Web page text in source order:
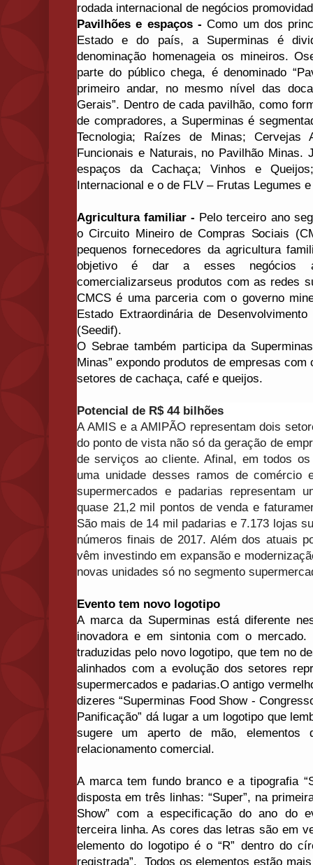
rodada internacional de negócios
Pavilhões e espaços -Como um dos
Estado e do país, a Superminas é
denominação homenageia os mineiros.
parte do público chega, é denominado
primeiro andar, no mesmo nível das
Gerais”. Dentro de cada pavilhão, como
de compradores, a Superminas é
Tecnologia; Raízes de Minas;
Funcionais e Naturais, no Pavilhão Minas.
espaços da Cachaça; Vinhos e
Internacional e o de FLV – Frutas Legumes
Agricultura familiar - Pelo terceiro ano
o Circuito Mineiro de Compras Sociais
pequenos fornecedores da agricultura
objetivo é dar a esses negócios
comercializarseus produtos com as redes
CMCS é uma parceria com o governo
Estado Extraordinária de
(Seedif).
O Sebrae também participa da
Minas” expondo produtos de empresas
setores de cachaça, café e queijos.
Potencial de R$ 44 bilhões
A AMIS e a AMIPÃO representam dois
do ponto de vista não só da geração de
de serviços ao cliente. Afinal, em todos
uma unidade desses ramos decomércio
supermercados e padarias representam
quase 21,2 mil pontos de venda e
São mais de 14 mil padarias e 7.173 lojas
números finais de 2017. Além dos atuais
vêm investindo em expansão e
novas unidades só no segmento
Evento tem novo logotipo
A marca da Superminas está diferente
inovadora e em sintonia com o
traduzidas pelo novo logotipo, que tem no
alinhados com a evolução dos setores
supermercados e padarias.O antigo
dizeres “Superminas Food Show -
Panificação” dá lugar a um logotipo que
sugere um aperto de mão, elementos
relacionamento comercial.
A marca tem fundo branco e a tipografia
disposta em três linhas: “Super”, na
Show” com a especificação do ano do
terceira linha. As cores das letras são em
elemento do logotipo é o “R” dentro do
registrada”. Todos os elementos estão